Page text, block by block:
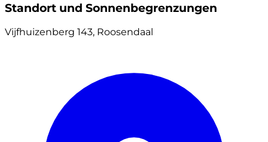
Standort und Sonnenbegrenzungen
Vijfhuizenberg 143, Roosendaal